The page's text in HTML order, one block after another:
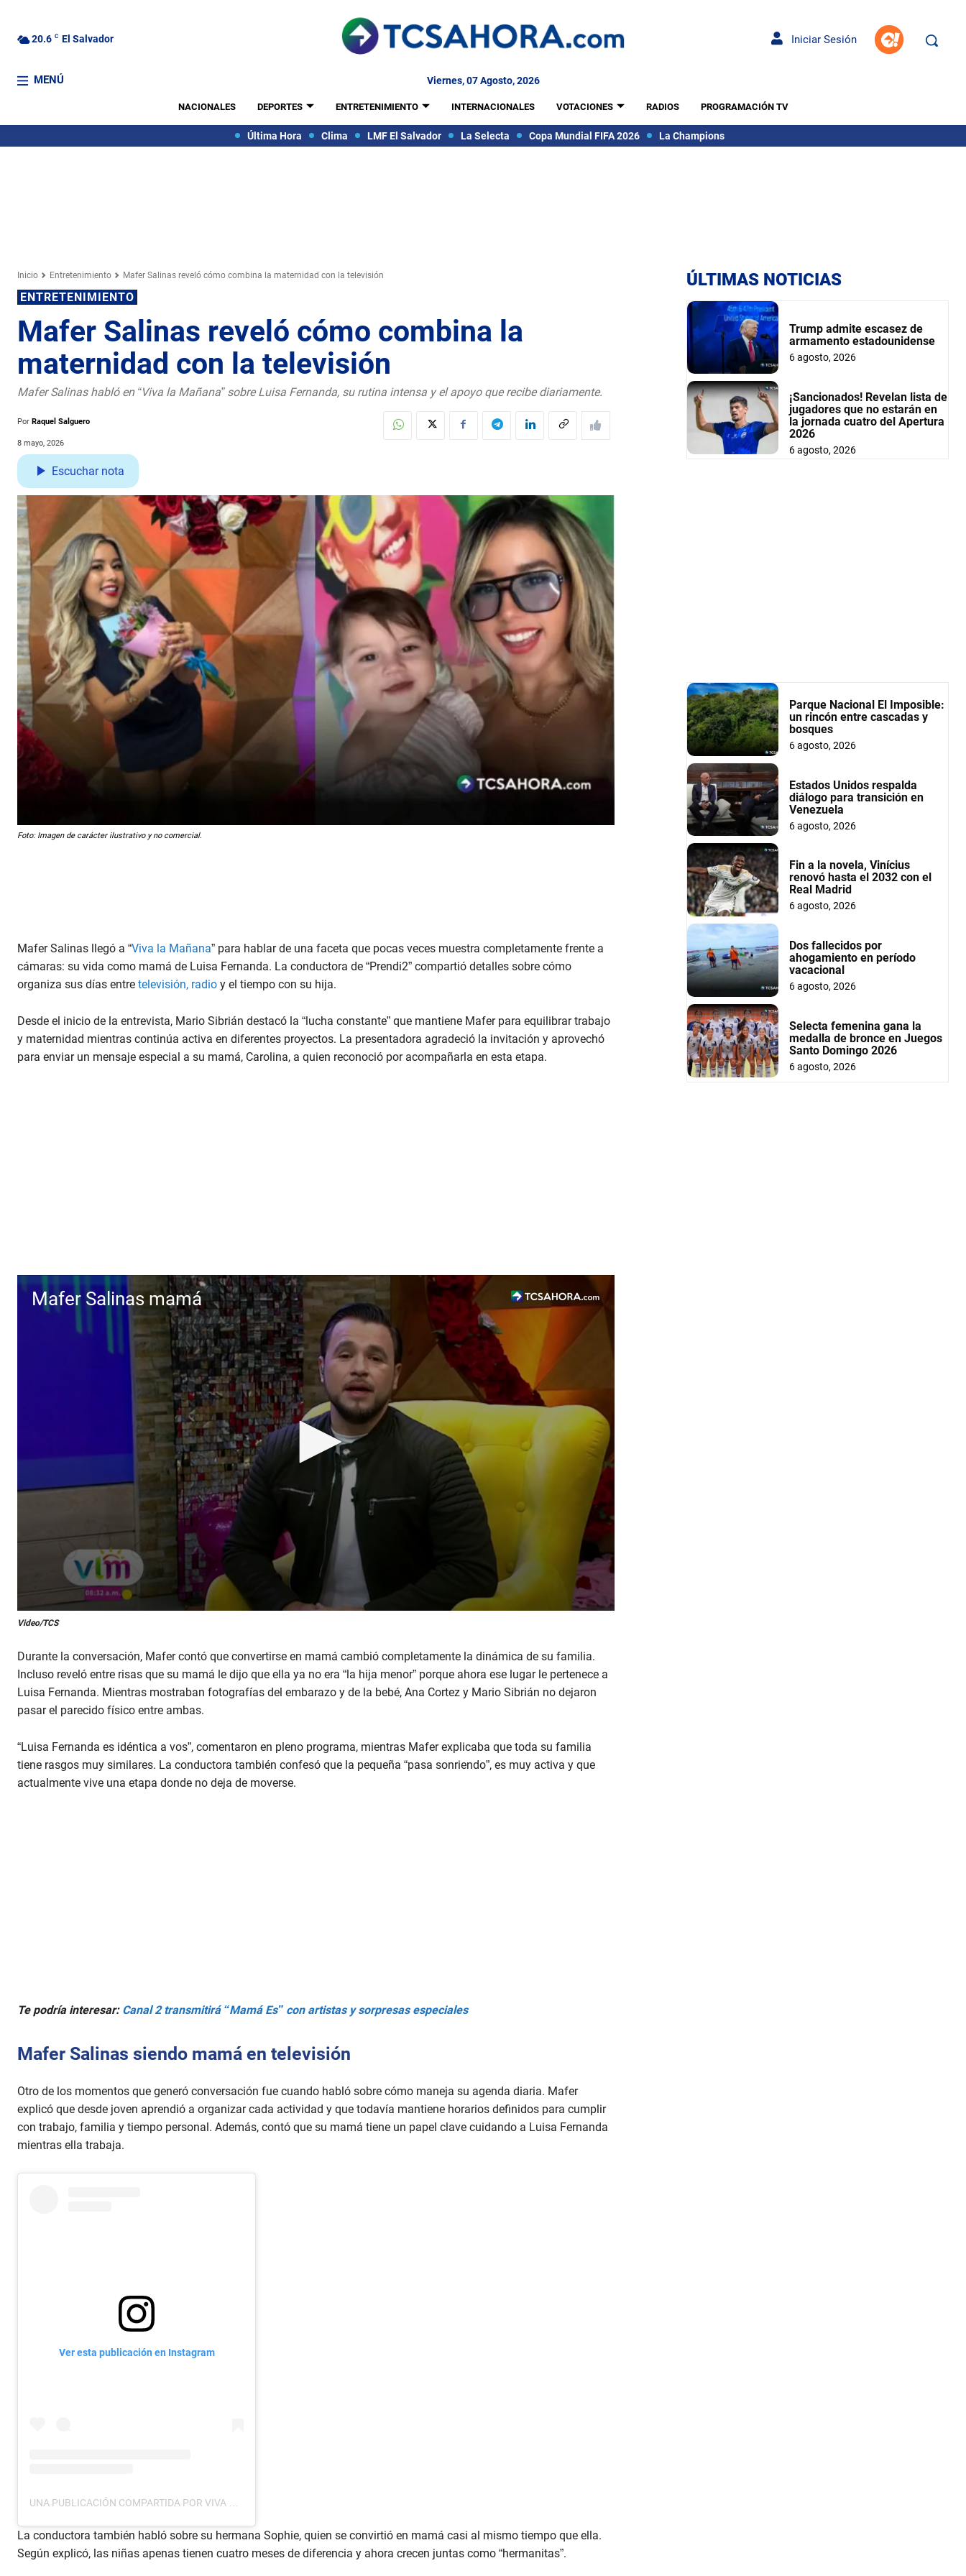
20.6 C El Salvador Iniciar Sesión
MENÚ Viernes, 07 Agosto, 2026
NACIONALES DEPORTES ENTRETENIMIENTO INTERNACIONALES VOTACIONES RADIOS PROGRAMACIÓN TV
Última Hora Clima LMF El Salvador La Selecta Copa Mundial FIFA 2026 La Champions
Inicio Entretenimiento Mafer Salinas reveló cómo combina la maternidad con la televisión
ENTRETENIMIENTO
Mafer Salinas reveló cómo combina la
maternidad con la televisión
Mafer Salinas habló en “Viva la Mañana” sobre Luisa Fernanda, su rutina intensa y el apoyo que recibe diariamente.
Por Raquel Salguero
8 mayo, 2026
Escuchar nota
Foto: Imagen de carácter ilustrativo y no comercial.
Mafer Salinas llegó a “Viva la Mañana” para hablar de una faceta que pocas veces muestra completamente frente a
cámaras: su vida como mamá de Luisa Fernanda. La conductora de “Prendi2” compartió detalles sobre cómo
organiza sus días entre televisión, radio y el tiempo con su hija.
Desde el inicio de la entrevista, Mario Sibrián destacó la “lucha constante” que mantiene Mafer para equilibrar trabajo
y maternidad mientras continúa activa en diferentes proyectos. La presentadora agradeció la invitación y aprovechó
para enviar un mensaje especial a su mamá, Carolina, a quien reconoció por acompañarla en esta etapa.
Mafer Salinas mamá
s
c
o
n
d
s
o
f
m
n
t
9
0
Video/TCS
Durante la conversación, Mafer contó que convertirse en mamá cambió completamente la dinámica de su familia.
Incluso reveló entre risas que su mamá le dijo que ella ya no era “la hija menor” porque ahora ese lugar le pertenece a
Luisa Fernanda. Mientras mostraban fotografías del embarazo y de la bebé, Ana Cortez y Mario Sibrián no dejaron
pasar el parecido físico entre ambas.
“Luisa Fernanda es idéntica a vos”, comentaron en pleno programa, mientras Mafer explicaba que toda su familia
tiene rasgos muy similares. La conductora también confesó que la pequeña “pasa sonriendo”, es muy activa y que
actualmente vive una etapa donde no deja de moverse.
Te podría interesar: Canal 2 transmitirá “Mamá Es” con artistas y sorpresas especiales
Mafer Salinas siendo mamá en televisión
Otro de los momentos que generó conversación fue cuando habló sobre cómo maneja su agenda diaria. Mafer
explicó que desde joven aprendió a organizar cada actividad y que todavía mantiene horarios definidos para cumplir
con trabajo, familia y tiempo personal. Además, contó que su mamá tiene un papel clave cuidando a Luisa Fernanda
mientras ella trabaja.
Ver esta publicación en Instagram
La conductora también habló sobre su hermana Sophie, quien se convirtió en mamá casi al mismo tiempo que ella.
Según explicó, las niñas apenas tienen cuatro meses de diferencia y ahora crecen juntas como “hermanitas”.
ÚLTIMAS NOTICIAS
Trump admite escasez de
armamento estadounidense
6 agosto, 2026
¡Sancionados! Revelan lista de
jugadores que no estarán en
la jornada cuatro del Apertura
2026
6 agosto, 2026
Parque Nacional El Imposible:
un rincón entre cascadas y
bosques
6 agosto, 2026
Estados Unidos respalda
diálogo para transición en
Venezuela
6 agosto, 2026
Fin a la novela, Vinícius
renovó hasta el 2032 con el
Real Madrid
6 agosto, 2026
Dos fallecidos por
ahogamiento en período
vacacional
6 agosto, 2026
Selecta femenina gana la
medalla de bronce en Juegos
Santo Domingo 2026
6 agosto, 2026